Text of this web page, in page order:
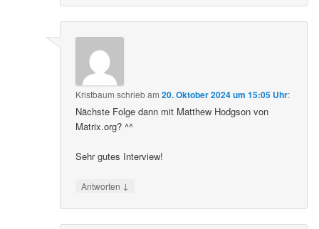
Kristbaum schriebam20. Oktober 2024 um 15:05 Uhr:
Nächste Folge dann mit Matthew Hodgson von
Matrix.org? ^^
Sehr gutes Interview!
Antworten ↓